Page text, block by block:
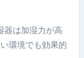
器は加湿力が高
環境でも効果的